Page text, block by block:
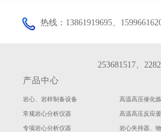
热线：13861919695、
253681517、
产品中心
岩心、岩样制备设备
常规岩心分析仪器
专项岩心分析仪器
高温高压催化
高温高压反应釜
岩心夹持器、